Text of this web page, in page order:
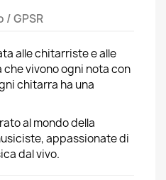
GPSR
alle chitarriste e alle
vivono ogni nota con
chitarra ha una
al mondo della
appassionate di
dal vivo.